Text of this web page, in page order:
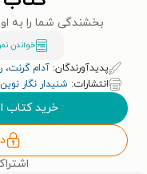
بخشندگی شما را به
خواندن
پدیدآورندگان: آدام گرنت،
انتشارات: شنیدار نگار نوین
خرید کتاب